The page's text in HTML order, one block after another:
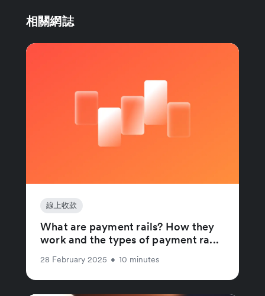
相關網誌
線上收款
What are payment rails? How they
work and the types of payment ra...
28 February 2025 • 10 minutes